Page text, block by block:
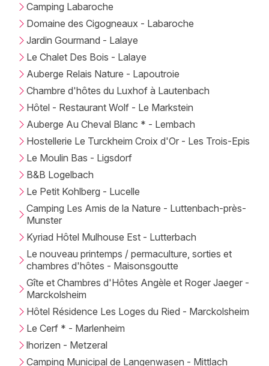
Camping Labaroche
Domaine des Cigogneaux - Labaroche
Jardin Gourmand - Lalaye
Le Chalet Des Bois - Lalaye
Auberge Relais Nature - Lapoutroie
Chambre d'hôtes du Luxhof à Lautenbach
Hôtel - Restaurant Wolf - Le Markstein
Auberge Au Cheval Blanc * - Lembach
Hostellerie Le Turckheim Croix d'Or - Les Trois-Epis
Le Moulin Bas - Ligsdorf
B&B Logelbach
Le Petit Kohlberg - Lucelle
Camping Les Amis de la Nature - Luttenbach-près-
Munster
Kyriad Hôtel Mulhouse Est - Lutterbach
Le nouveau printemps / permaculture, sorties et
chambres d'hôtes - Maisonsgoutte
Gîte et Chambres d'Hôtes Angèle et Roger Jaeger -
Marckolsheim
Hôtel Résidence Les Loges du Ried - Marckolsheim
Le Cerf * - Marlenheim
lhorizen - Metzeral
Camping Municipal de Langenwasen - Mittlach